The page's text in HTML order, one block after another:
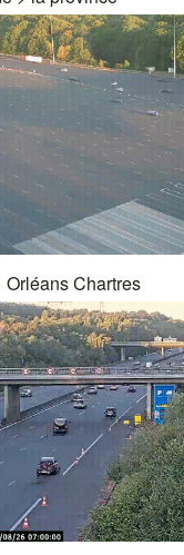
Orléans Chartres